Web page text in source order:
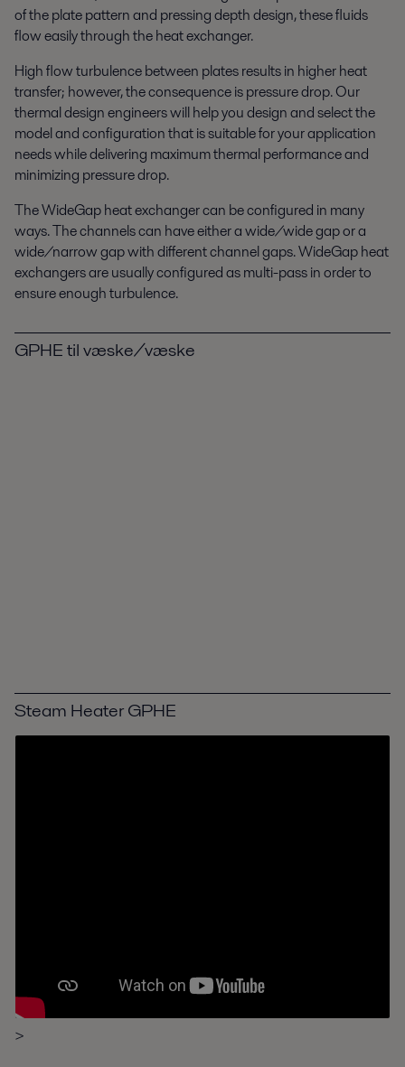
of the plate pattern and pressing depth design, these fluids
flow easily through the heat exchanger.
High flow turbulence between plates results in higher heat
transfer; however, the consequence is pressure drop. Our
thermal design engineers will help you design and select the
model and configuration that is suitable for your application
needs while delivering maximum thermal performance and
minimizing pressure drop.
The WideGap heat exchanger can be configured in many
ways. The channels can have either a wide/wide gap or a
wide/narrow gap with different channel gaps. WideGap heat
exchangers are usually configured as multi-pass in order to
ensure enough turbulence.
GPHE til væske/væske
Steam Heater GPHE
>